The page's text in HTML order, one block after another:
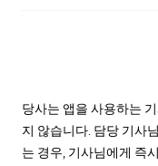
당사는 앱을 사용하는
지 않습니다. 담당 기사
는 경우, 기사님에게 즉